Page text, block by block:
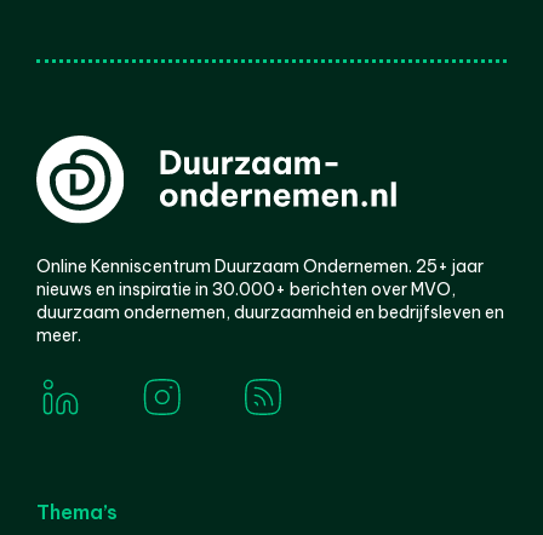
Online Kenniscentrum Duurzaam Ondernemen. 25+ jaar
nieuws en inspiratie in 30.000+ berichten over MVO,
duurzaam ondernemen, duurzaamheid en bedrijfsleven en
meer.
Thema’s